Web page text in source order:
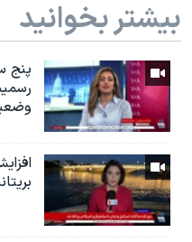
بیشتر بخوانید
پنج